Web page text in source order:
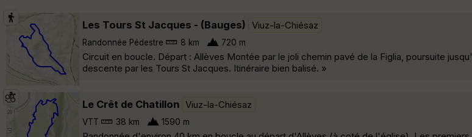
Les Tours St Jacques - (Bauges) Viuz-la-Chiésaz
Randonnée Pédestre 8 km 720 m
Circuit en boucle. Départ : Allèves Montée par le joli chemin pavé de la Figlia, poursuite
descente par les Tours St Jacques. Itinéraire bien balisé. »
Le Crêt de Chatillon Viuz-la-Chiésaz
VTT 38 km 1590 m